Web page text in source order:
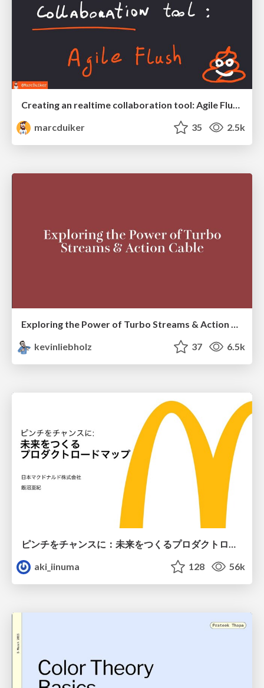
Creating an realtime collaboration tool: Agile Flush - .NET Oxford
marcduiker
35 2.5k
Exploring the Power of Turbo Streams & Action Cable | RailsConf2023
kevinliebholz
37 6.5k
ピンチをチャンスに：未来をつくるプロダクトロードマップ #pmconf2020
aki_iinuma
128 56k